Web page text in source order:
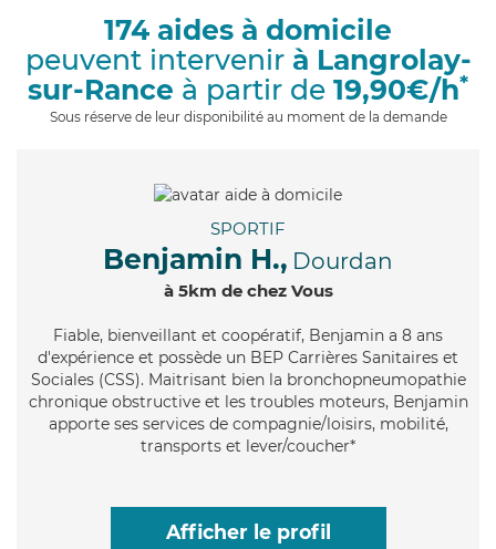
i
o
174 aides à domicile
peuvent intervenir à Langrolay-
sur-Rance à partir de 19,90€/h*
Sous réserve de leur disponibilité au moment de la demande
SPORTIF
Benjamin H., Dourdan
à 5km de chez Vous
Fiable, bienveillant et coopératif, Benjamin a 8 ans
d'expérience et possède un BEP Carrières Sanitaires et
Sociales (CSS). Maitrisant bien la bronchopneumopathie
chronique obstructive et les troubles moteurs, Benjamin
apporte ses services de compagnie/loisirs, mobilité,
transports et lever/coucher*
Afficher le profil